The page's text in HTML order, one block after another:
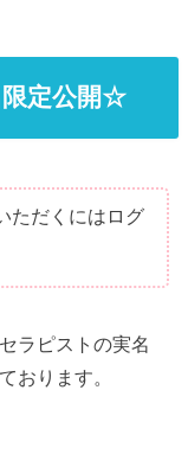
定公開☆
ただくにはログ
ラピストの実名
おります。